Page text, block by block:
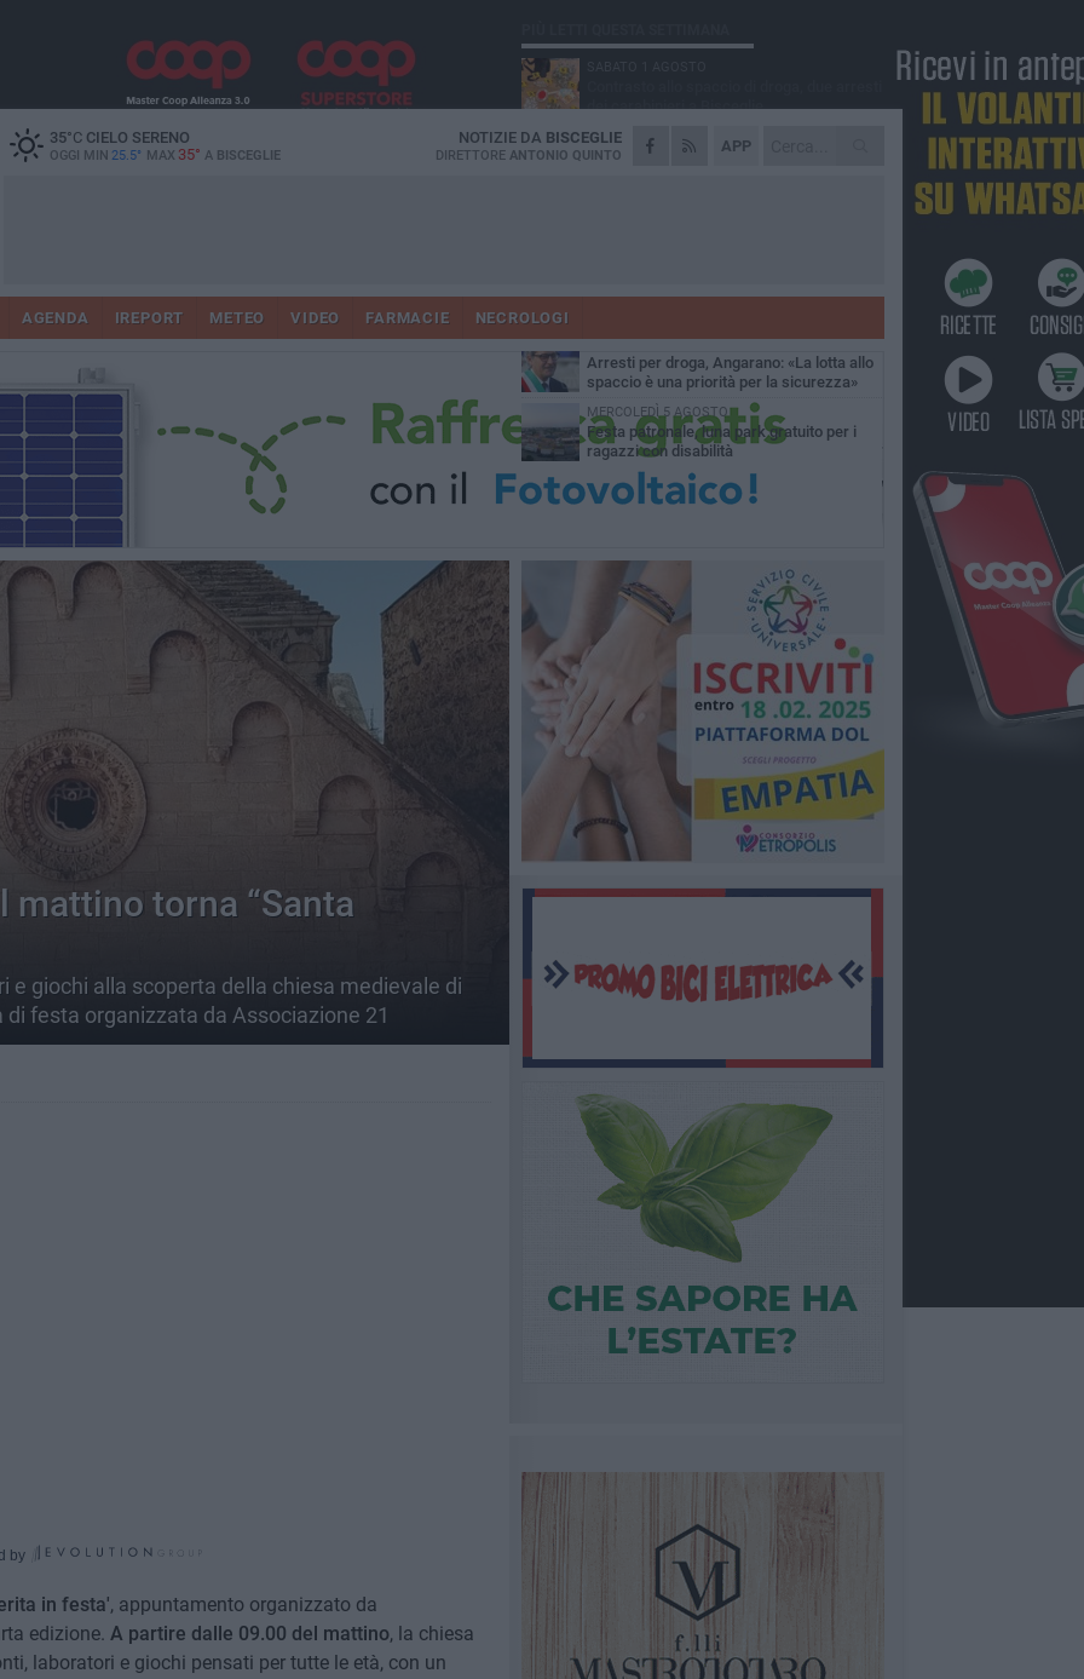
35°CCIELO SERENO
OGGI MIN 25.5° MAX 35° A BISCEGLIE
APP
NOTIZIE DA BISCEGLIE
DIRETTORE ANTONIO QUINTO
AGENDA IREPORT METEO VIDEO FARMACIE NECROLOGI
mattino torna “Santa
e giochi alla scoperta della chiesa medievale di
festa organizzata da Associazione 21
by
in festa', appuntamento organizzato da
edizione. A partire dalle 09.00 del mattino, la chiesa
laboratori e giochi pensati per tutte le età, con un
dei carabinieri a Bisceglie
MARTEDÌ 4 AGOSTO
Emergenza caldo, il Comune di Bisceglie
Due auto incendiate nella notte in via Dieta
SABATO 1 AGOSTO
Arresti per droga, Angarano: «La lotta allo
spaccio è una priorità per la sicurezza»
MERCOLEDÌ 5 AGOSTO
Festa patronale, luna park gratuito per i
ragazzi con disabilità